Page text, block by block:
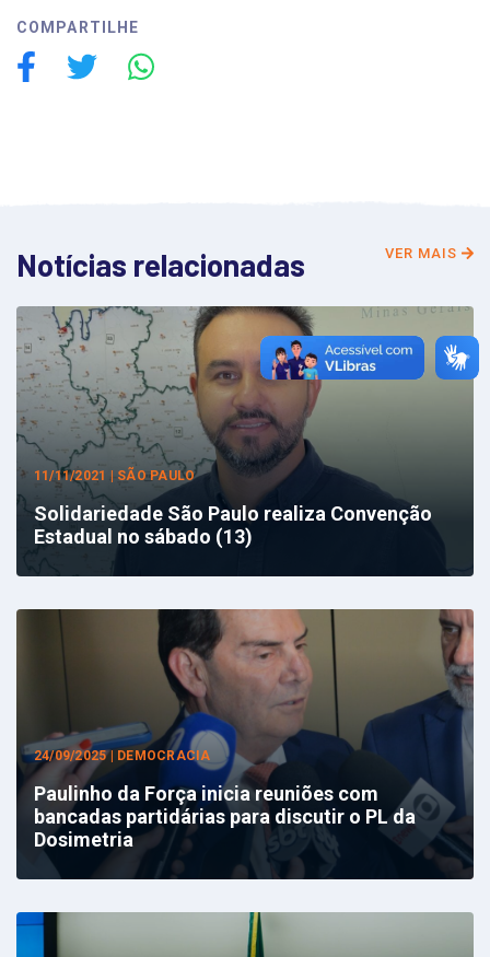
COMPARTILHE
Notícias relacionadas VER MAIS
11/11/2021 | SÃO PAULO
Solidariedade São Paulo realiza Convenção
Estadual no sábado (13)
24/09/2025 | DEMOCRACIA
Paulinho da Força inicia reuniões com
bancadas partidárias para discutir o PL da
Dosimetria